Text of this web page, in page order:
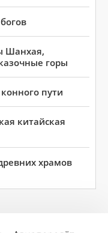
Шанхая,
горы
пути
китайская
храмов